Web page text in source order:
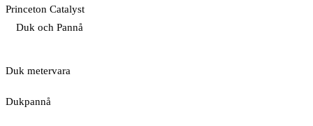
Princeton Catalyst
Duk och Pannå
Duk metervara
Dukpannå